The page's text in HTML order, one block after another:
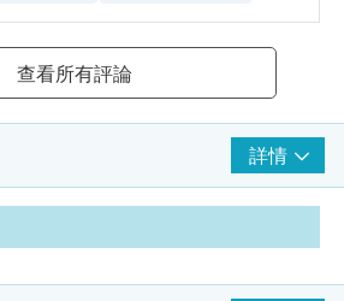
查看所有評論
詳情